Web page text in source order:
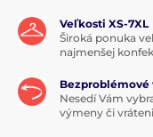
Veľkosti XS-7XL
Široká ponuka
najmenšej
Bezproblémové
Nesedí Vám
výmeny či